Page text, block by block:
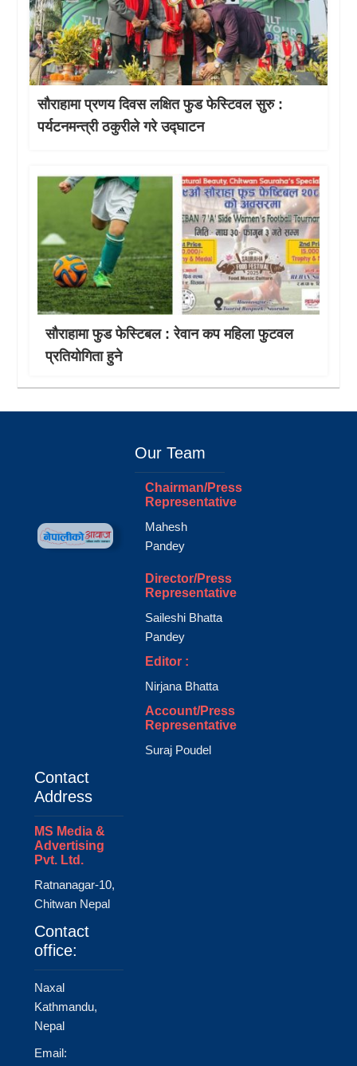
सौराहामा प्रणय दिवस लक्षित फुड फेस्टिवल सुरु :
पर्यटनमन्त्री ठकुरीले गरे उद्घाटन
सौराहामा फुड फेस्टिबल : रेवान कप महिला फुटवल
प्रतियाेगिता हुने
Our Team
Chairman/Press
Representative
Mahesh
Pandey
Director/Press
Representative
Saileshi Bhatta
Pandey
Editor :
Nirjana Bhatta
Account/Press
Representative
Suraj Poudel
Contact
Address
MS Media &
Advertising
Pvt. Ltd.
Ratnanagar-10,
Chitwan Nepal
Contact
office:
Naxal
Kathmandu,
Nepal
Email: